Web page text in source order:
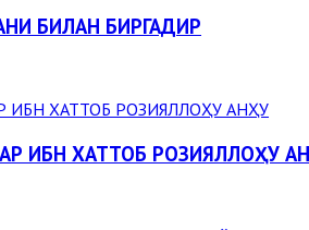
БИЛАН БИРГАДИР
ИБН ХАТТОБ РОЗИЯЛЛОҲУ